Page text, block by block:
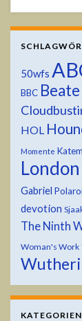
50wfs
BBC Beate
HOL
Momente
London
Gabriel
devotion
The Ninth
Woman's Work
KATEGORIEN